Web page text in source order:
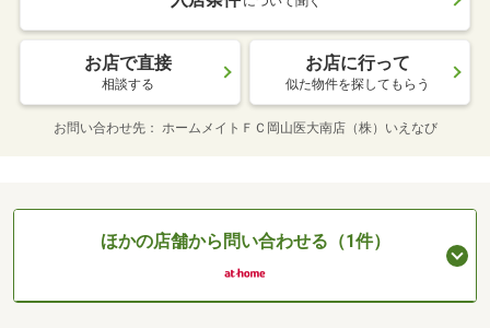
お店で直接
相談する
お店に行って
似た物件を探してもらう
お問い合わせ先 ホームメイトＦＣ岡山医大南店（株）いえなび
ほかの店舗から問い合わせる（1件）